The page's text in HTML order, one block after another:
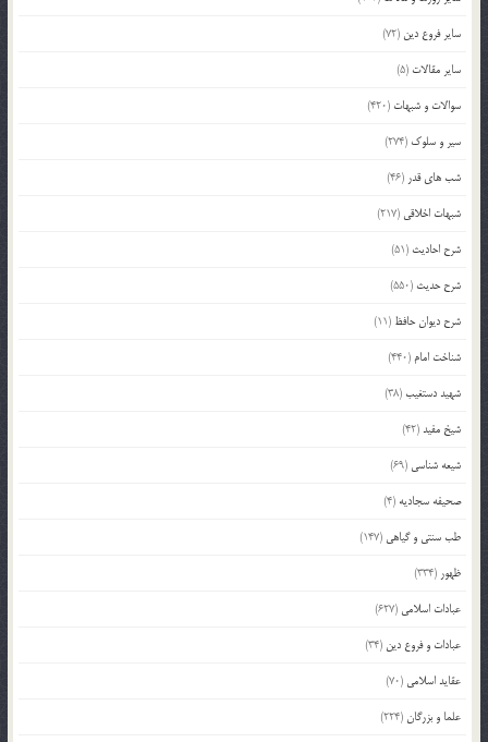
سایر فروع دین (72)
سایر مقالات (5)
سوالات و شبهات (420)
سیر و سلوک (274)
شب های قدر (46)
شبهات اخلاقی (217)
شرح احادیث (51)
شرح حدیث (550)
شرح دیوان حافظ (11)
شناخت امام (440)
شهید دستغیب(38)
شیخ مفید(42)
شیعه شناسی (69)
صحیفه سجادیه (4)
طب سنتی و گیاهی (147)
ظهور (334)
عبادات اسلامی (627)
عبادات و فروع دین (34)
عقاید اسلامی (70)
علما و بزرگان(224)